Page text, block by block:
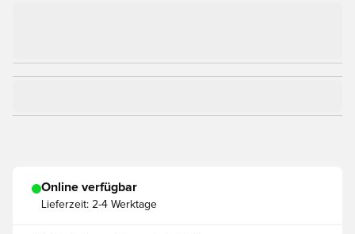
Online verfügbar
Lieferzeit: 2-4 Werktage